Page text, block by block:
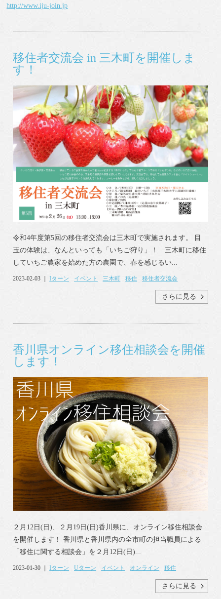
http://www.iju-join.jp
移住者交流会 in 三木町を開催しま
す！
令和4年度第5回の移住者交流会は三木町で実施されます。 目
玉の体験は、なんといっても「いちご狩り」！ 三木町に移住
していちご農家を始めた方の農園で、春を感じるい...
2023-02-03 ｜Iターン イベント 三木町 移住 移住者交流会
さらに見る
香川県オンライン移住相談会を開催
します！
２月12日(日)、２月19日(日)香川県に、オンライン移住相談会
を開催します！ 香川県と香川県内の全市町の担当職員による
「移住に関する相談会」を２月12日(日)...
2023-01-30 ｜Iターン Uターン イベント オンライン 移住
さらに見る